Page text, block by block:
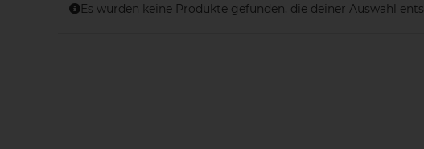
Es wurden keine Produkte gefunden, die deiner Auswahl